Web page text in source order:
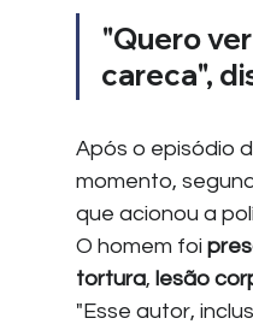
"Quero
careca",
Após o episódio
momento,
que acionou a
O homem foi
tortura, lesão
"Esse autor,